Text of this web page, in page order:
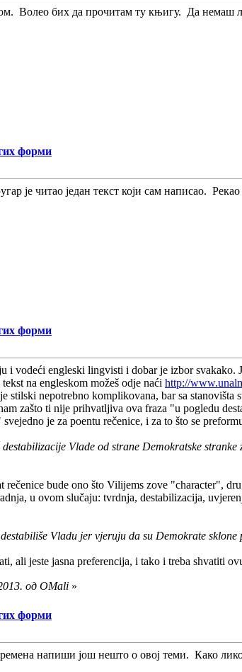
Волео бих да прочитам ту књигу. Да немаш
форми
је читао један текст који сам написао.
форми
i vodeći engleski lingvisti i dobar je izbor svakako.
na engleskom možeš odje naći http://
stilski nepotrebno komplikovana, bar sa
zašto ti nije prihvatljiva ova fraza "u pogledu
je za poentu rečenice, i za to što se
destabilizacije Vlade od strane Demokratske
rečenice bude ono što Vilijems zove "character",
u ovom slučaju: tvrdnja, destabilizacija,
Vladu jer vjeruju da su Demokrate
ali jeste jasna preferencija, i tako i treba shvatiti
од OMali »
форми
напиши још нешто о овој теми. Како